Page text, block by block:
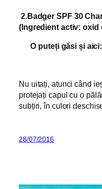
2.Badger SPF 30
(Ingredient activ: oxid
O puteți găsi și aici:
Nu uitați, atunci când
protejați capul cu o
subțiri, în culori
28/07/2016